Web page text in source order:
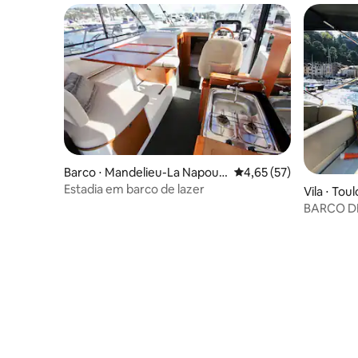
Barco ⋅ Mandelieu-La Napoul
e
4,65 de uma
4,65 (57)
Estadia em barco de lazer
Vila ⋅
BARCO